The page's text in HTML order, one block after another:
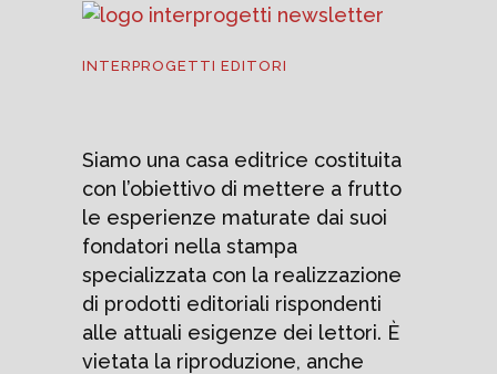
INTERPROGETTI EDITORI
Siamo una casa editrice costituita
con l’obiettivo di mettere a frutto
le esperienze maturate dai suoi
fondatori nella stampa
specializzata con la realizzazione
di prodotti editoriali rispondenti
alle attuali esigenze dei lettori. È
vietata la riproduzione, anche